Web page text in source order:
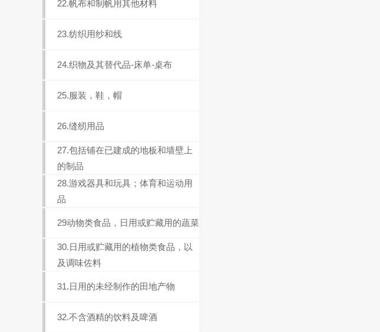
22.帆布和制帆用其他材料
23.纺织用纱和线
24.织物及其替代品-床单-桌布
25.服装，鞋，帽
26.缝纫用品
27.包括铺在已建成的地板和墙壁上
的制品
28.游戏器具和玩具；体育和运动用
品
29动物类食品，日用或贮藏用的蔬菜
30.日用或贮藏用的植物类食品，以
及调味佐料
31.日用的未经制作的田地产物
32.不含酒精的饮料及啤酒